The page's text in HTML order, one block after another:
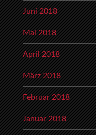
Juni 2018
Mai 2018
April 2018
März 2018
Februar 2018
Januar 2018